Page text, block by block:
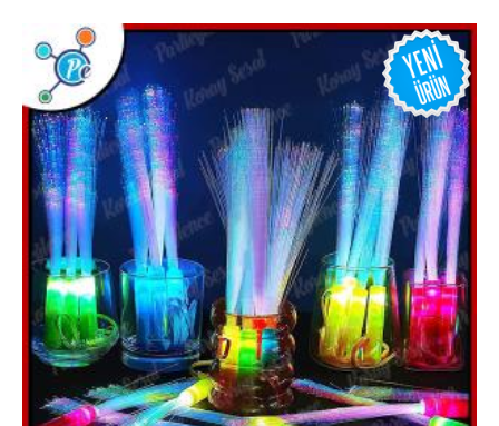
glow gözlük
glow kolye
glow taç
MASKELER & KOSTÜMLER
Kostümler
Maskeler
Şapkalar
HEDİYELİK ÜRÜNLER
Diğer Hediyelik Ürünler